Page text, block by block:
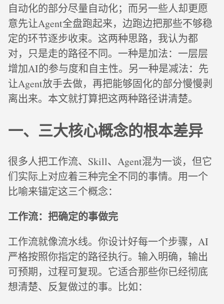
自动化的部分尽量自动化；而另一些人却更愿
意先让Agent全盘跑起来，边跑边把那些不够稳
定的环节逐步收束。这两种思路，我认为都
对，只是走的路径不同。一种是加法：一层层
增加AI的参与度和自主性。另一种是减法：先
让Agent放手去做，再把能够固化的部分慢慢剥
离出来。本文就打算把这两种路径讲清楚。
一、三大核心概念的根本差异
很多人把工作流、Skill、Agent混为一谈，但它
们实际上对应着三种完全不同的事情。用一个
比喻来锚定这三个概念：
工作流：把确定的事做完
工作流就像流水线。你设计好每一个步骤，AI
严格按照你指定的路径执行。输入明确，输出
可预期，过程可复现。它适合那些你已经彻底
想清楚、反复做过的事。比如：